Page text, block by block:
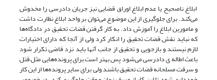
ابلاغ ناصحیح یا عدم ابلاغ اوراق قضایی نیز جریان دادرسی را مخدوش
می‌‌‌کند. برای جلوگیری از این موضوع می‌‌‌توان بر واحد ابلاغ نظارت داشت
و مامورین ابلاغ را آموزش داد. به کار گرفتن قضات تحقیق در دادگاه‌ها
که نباید نقش قضات تحقیق را انکار کرد ولی از آنجا که دارای اختیارات
لازم نیستند و بازجویی و تحقیق از جانب آنها باید نزد قاضی تکرار شود
باعث اطاله ی دادرسی می‌‌‌شود پس بهتر است برای پرونده‌هایی مثل قتل
و سرقت مسلحانه قضات تحقیق باشند ولی برای سایر پرونده‌ها از این کار